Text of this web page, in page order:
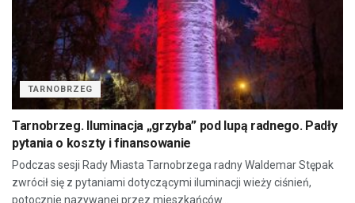
TARNOBRZEG
Tarnobrzeg. Iluminacja „grzyba” pod lupą radnego. Padły
pytania o koszty i finansowanie
Podczas sesji Rady Miasta Tarnobrzega radny Waldemar Stępak
zwrócił się z pytaniami dotyczącymi iluminacji wieży ciśnień,
potocznie nazywanej przez mieszkańców...